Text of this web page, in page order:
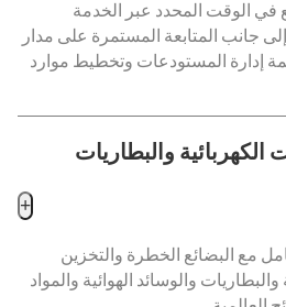
في الوقت المحدد عبر الخدمة
جانب المتابعة المستمرة على مدار
إدارة المستودعات وتخطيط موارد
والبطاريات
+
مع البضائع الخطرة والتخزين
والوسائد الهوائية والمواد